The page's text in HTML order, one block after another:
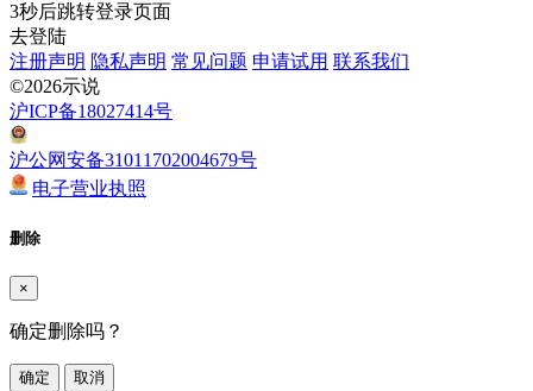
3秒后跳转登录页面
去登陆
注册声明 隐私声明 常见问题 申请试用 联系我们
©2026示说
沪ICP备18027414号
沪公网安备31011702004679号
电子营业执照
删除
×
确定删除吗？
确定 取消